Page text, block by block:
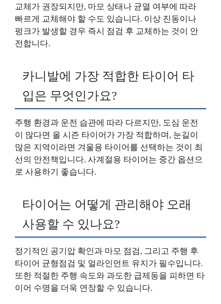
교체가 권장되지만, 마모 상태나 균열 여부에 따라
빠르게 교체해야 할 수도 있습니다. 이상 진동이나
펑크가 발생할 경우 즉시 점검 후 교체하는 것이 안
전합니다.
카니발에 가장 적합한 타이어 타
입은 무엇인가요?
주행 환경과 운전 습관에 따라 다르지만, 도심 운전
이 많다면 올 시즌 타이어가 가장 적합하며, 눈길이
많은 지역이라면 겨울용 타이어를 선택하는 것이 최
선의 안전책입니다. 사계절용 타이어는 중간 옵션으
로 사용하기 좋습니다.
타이어는 어떻게 관리해야 오래
사용할 수 있나요?
정기적인 공기압 확인과 마모 점검, 그리고 주행 후
타이어 균형점검 및 얼라인먼트 유지가 필수입니다.
또한 적절한 주행 속도와 과도한 급제동을 피하면 타
이어 수명을 더욱 연장할 수 있습니다.